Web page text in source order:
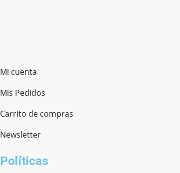
Mi cuenta
Mis Pedidos
Carrito de compras
Newsletter
Políticas